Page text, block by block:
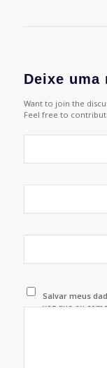
Deixe uma
Want to join the
Feel free to
Salvar meus
vez que eu